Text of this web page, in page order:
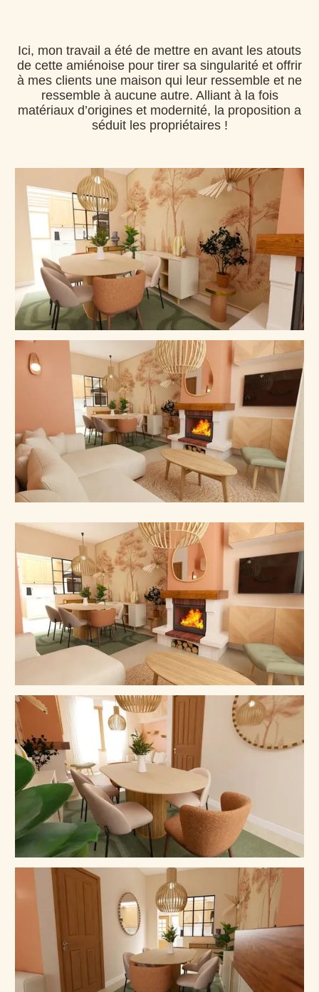
Ici, mon travail a été de mettre en avant les atouts
de cette amiénoise pour tirer sa singularité et offrir
à mes clients une maison qui leur ressemble et ne
ressemble à aucune autre. Alliant à la fois
matériaux d’origines et modernité, la proposition a
séduit les propriétaires !